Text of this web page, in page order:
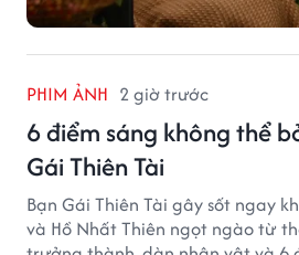
PHIM ẢNH 2 giờ trước
6 điểm sáng không thể
Gái Thiên Tài
Bạn Gái Thiên Tài gây sốt ngay
và Hồ Nhất Thiên ngọt ngào từ